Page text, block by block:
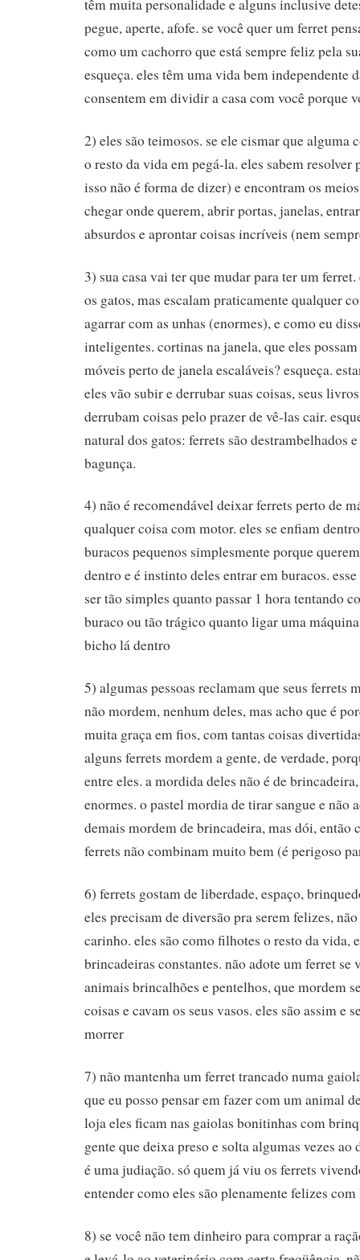
têm muita personalidade e alguns inclusive
pegue, aperte, afofe. se você quer um ferret
como um cachorro que está sempre feliz pela
esqueça. eles têm uma vida bem independente
consentem em dividir a casa com você porque
2) eles são teimosos. se ele cismar que alguma
o resto da vida em pegá-la. eles sabem resolver
isso não é forma de dizer) e encontram os
chegar onde querem, abrir portas, janelas,
absurdos e aprontar coisas incríveis (nem
3) sua casa vai ter que mudar para ter um
os gatos, mas escalam praticamente qualquer
agarrar com as unhas (enormes), e como eu
inteligentes. cortinas na janela, que eles
móveis perto de janela escaláveis? esqueça.
eles vão subir e derrubar suas coisas, seus
derrubam coisas pelo prazer de vê-las cair.
natural dos gatos: ferrets são destrambelhados
bagunça.
4) não é recomendável deixar ferrets perto de
qualquer coisa com motor. eles se enfiam
buracos pequenos simplesmente porque
dentro e é instinto deles entrar em buracos.
ser tão simples quanto passar 1 hora tentando
buraco ou tão trágico quanto ligar uma
bicho lá dentro
5) algumas pessoas reclamam que seus ferrets
não mordem, nenhum deles, mas acho que é
muita graça em fios, com tantas coisas
alguns ferrets mordem a gente, de verdade,
entre eles. a mordida deles não é de
enormes. o pastel mordia de tirar sangue e não
demais mordem de brincadeira, mas dói, então
ferrets não combinam muito bem (é perigoso
6) ferrets gostam de liberdade, espaço,
eles precisam de diversão pra serem felizes,
carinho. eles são como filhotes o resto da vida,
brincadeiras constantes. não adote um ferret se
animais brincalhões e pentelhos, que mordem
coisas e cavam os seus vasos. eles são assim e
morrer
7) não mantenha um ferret trancado numa
que eu posso pensar em fazer com um animal
loja eles ficam nas gaiolas bonitinhas com
gente que deixa preso e solta algumas vezes
é uma judiação. só quem já viu os ferrets
entender como eles são plenamente felizes
8) se você não tem dinheiro para comprar a